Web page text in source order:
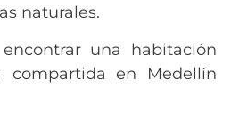
naturales.
una habitación
compartida en Medellín